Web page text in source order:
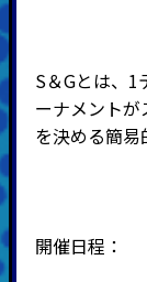
S＆Gとは、1
ーナメント
を決める簡易
開催日程：